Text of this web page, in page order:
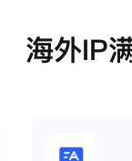
海外IP